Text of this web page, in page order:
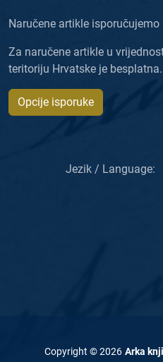
Naručene artikle
Za naručene artikle u
teritoriju Hrvatske je besplatna.
Opcije isporuke
Jezik / Language:
Copyright ©2026 Arka